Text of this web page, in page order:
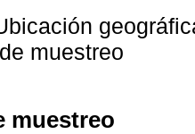
muestreo
muestreo